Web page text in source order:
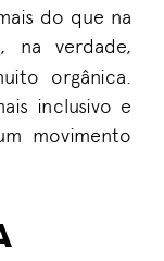
do que na
, na verdade,
orgânica.
inclusivo e
movimento